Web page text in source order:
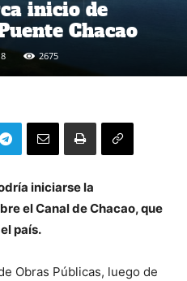
inicio de
Chacao
2675
iniciarse la
el Canal de Chacao, que
país.
Obras Públicas, luego de